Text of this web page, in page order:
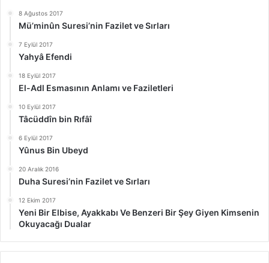
8 Ağustos 2017
Mü’minûn Suresi’nin Fazilet ve Sırları
7 Eylül 2017
Yahyâ Efendi
18 Eylül 2017
El-Adl Esmasının Anlamı ve Faziletleri
10 Eylül 2017
Tâcüddîn bin Rıfâî
6 Eylül 2017
Yûnus Bin Ubeyd
20 Aralık 2016
Duha Suresi’nin Fazilet ve Sırları
12 Ekim 2017
Yeni Bir Elbise, Ayakkabı Ve Benzeri Bir Şey Giyen Kimsenin
Okuyacağı Dualar